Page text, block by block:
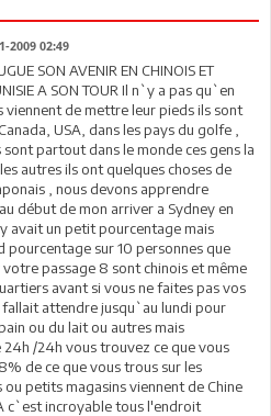
2009 02:49
SON AVENIR EN CHINOIS ET
A SON TOUR Il n`y a pas qu`en
viennent de mettre leur pieds ils sont
USA, dans les pays du golfe ,
partout dans le monde ces gens la
autres ils ont quelques choses de
, nous devons apprendre
début de mon arriver a Sydney en
avait un petit pourcentage mais
pourcentage sur 10 personnes que
passage 8 sont chinois et même
avant si vous ne faites pas vos
fallait attendre jusqu`au lundi pour
ou du lait ou autres mais
/24h vous trouvez ce que vous
de ce que vous trous sur les
petits magasins viennent de Chine
c`est incroyable tous l'endroit